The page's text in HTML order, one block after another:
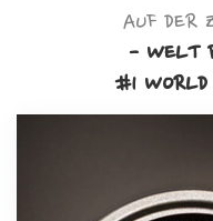
AUF DER
- WELT
#1